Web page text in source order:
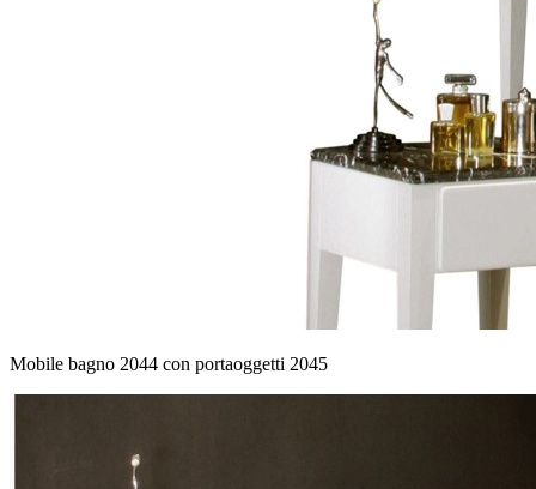
Mobile bagno 2044 con portaoggetti 2045